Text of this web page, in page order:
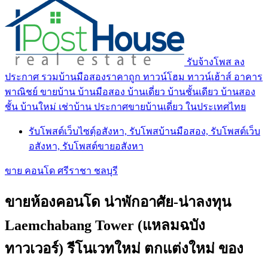
รับจ้างโพส ลง
ประกาศ รวมบ้านมือสองราคาถูก ทาวน์โฮม ทาวน์เฮ้าส์ อาคาร
พาณิชย์ ขายบ้าน บ้านมือสอง บ้านเดี่ยว บ้านชั้นเดียว บ้านสอง
ชั้น บ้านใหม่ เช่าบ้าน ประกาศขายบ้านเดี่ยว ในประเทศไทย
รับโพสต์เว็บไซตฺ์อสังหา, รับโพสบ้านมือสอง, รับโพสต์เว็บ
อสังหา, รับโพสต์ขายอสังหา
ขาย คอนโด ศรีราชา ชลบุรี
ขายห้องคอนโด น่าพักอาศัย-น่าลงทุน
Laemchabang Tower (แหลมฉบัง
ทาวเวอร์) รีโนเวทใหม่ ตกแต่งใหม่ ของ